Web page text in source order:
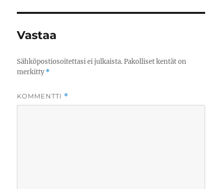
Vastaa
Sähköpostiosoitettasi ei julkaista. Pakolliset kentät on
merkitty*
KOMMENTTI *